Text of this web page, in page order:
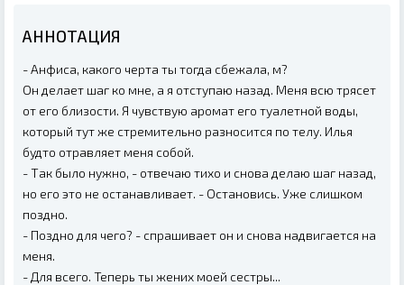
АННОТАЦИЯ
- Анфиса, какого черта ты тогда сбежала, м?
Он делает шаг ко мне, а я отступаю назад. Меня всю трясет
от его близости. Я чувствую аромат его туалетной воды,
который тут же стремительно разносится по телу. Илья
будто отравляет меня собой.
- Так было нужно, - отвечаю тихо и снова делаю шаг назад,
но его это не останавливает. - Остановись. Уже слишком
поздно.
- Поздно для чего? - спрашивает он и снова надвигается на
меня.
- Для всего. Теперь ты жених моей сестры...